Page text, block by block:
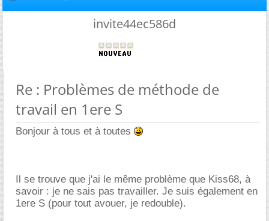
invite44ec586d
Re : Problèmes de méthode de
travail en 1ere S
Bonjour à tous et à toutes
Il se trouve que j'ai le même problème que Kiss68, à
savoir : je ne sais pas travailler. Je suis également en
1ere S (pour tout avouer, je redouble).